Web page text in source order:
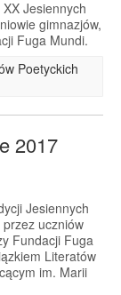
Jesiennych
gimnazjów,
Fuga Mundi.
Poetyckich
2017
Jesiennych
uczniów
Fundacji Fuga
Literatów
im. Marii